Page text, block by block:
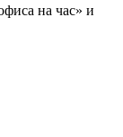
на час» и